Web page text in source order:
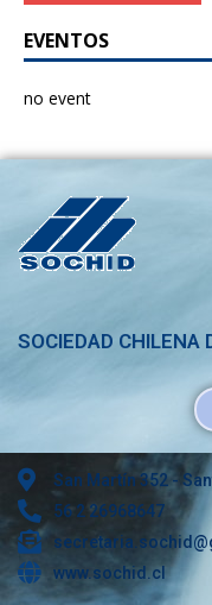
EVENTOS
no event
SOCIEDAD CHILENA
San Martín 352 -
56 2 26968647
www.sochid.cl